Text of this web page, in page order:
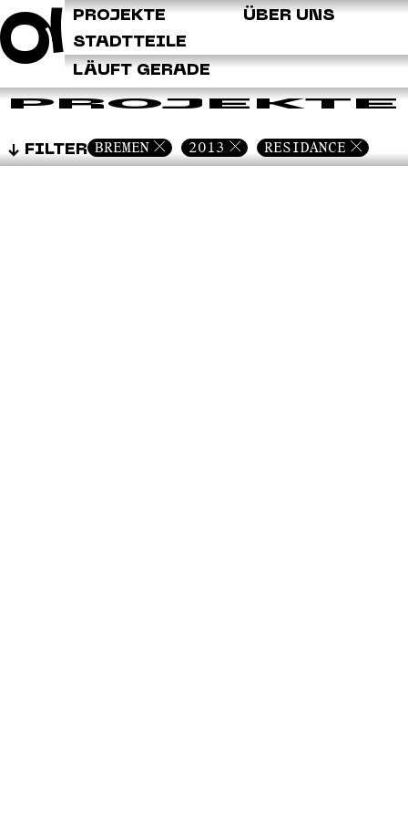
ÜBER UNS
PROJEKTE
STADTTEILE
LÄUFT GERADE
PROJEKTE
FILTER BREMEN 2013 RESIDANCE